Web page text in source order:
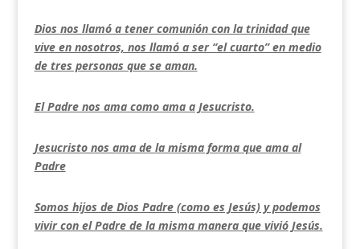
Dios nos llamó a tener comunión con la trinidad que
vive en nosotros, nos llamó a ser “el cuarto” en medio
de tres personas que se aman.
El Padre nos ama como ama a Jesucristo.
Jesucristo nos ama de la misma forma que ama al
Padre
Somos hijos de Dios Padre (como es Jesús) y podemos
vivir con el Padre de la misma manera que vivió Jesús.